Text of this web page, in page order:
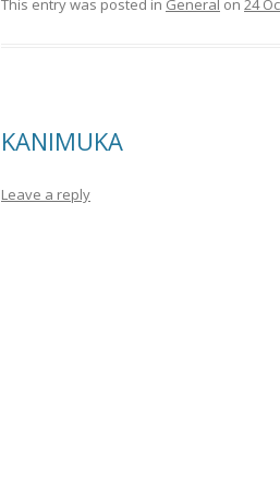
This entry was posted in General on 24
KANIMUKA
Leave a reply